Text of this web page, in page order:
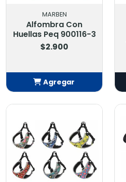
MARBEN
Alfombra Con
Huellas Peq 900116-3
$2.900
Agregar
Añadido